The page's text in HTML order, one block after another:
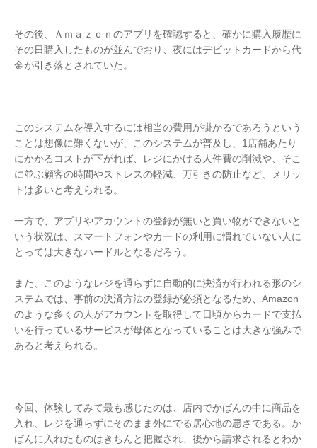
その後、Ａｍａｚｏｎのアプリを確認すると、確かに購入履歴に
その日購入したものが並んでおり、夜にはデビットカードから代
金が引き落とされていた。
このシステムを導入するには相当の費用が掛かるであろうという
ことは想像に難くないが、このシステムが普及し、1店舗あたり
にかかるコストが下がれば、レジにかける人件費の削減や、そこ
に並ぶ顧客の時間やストレスの軽減、万引きの防止など、メリッ
トは多いと考えられる。
一方で、アプリやアカウントの登録が無いと買い物ができないと
いう状況は、スマートフォンやカードの利用に慣れていない人に
とっては大きなハードルとなるだろう。
また、このようなレジを通らずに自動的に決済が行われる形のシ
ステムでは、事前の決済方法の登録が必須となるため、Amazon
のような多くの人がアカウントを取得して日頃からカードで支払
いを行っているサービスが母体となっていることは大きな強みで
あると考えられる。
今回、体験してみて最も感じたのは、店内でかばんの中に商品を
入れ、レジを通らずにそのまま外にでる居心地の悪さである。か
ばんに入れたものはきちんと把握され、後から請求されるとわか